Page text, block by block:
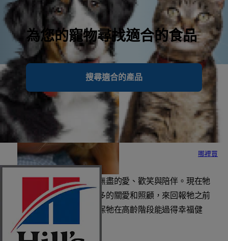
為您的寵物尋找適合的食品
搜尋適合的產品
哪裡買
你的貓咪多年來獻給你無盡的愛、歡笑與陪伴。現在牠
年紀大了，輪到你用更多的關愛和照顧，來回報牠之前
那麼多無條件的愛，確保牠在高齡階段能過得幸福健
康。